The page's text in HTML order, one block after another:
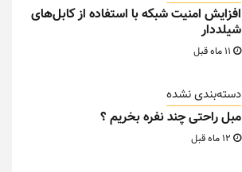
افزایش امنیت شبکه با استفاده از کابل‌های
شیلددار
دسته‌بندی نشده
مبل راحتی چند نفره بخریم ؟